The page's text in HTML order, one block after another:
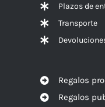
Plazos de
Transporte
Regalos
Regalos